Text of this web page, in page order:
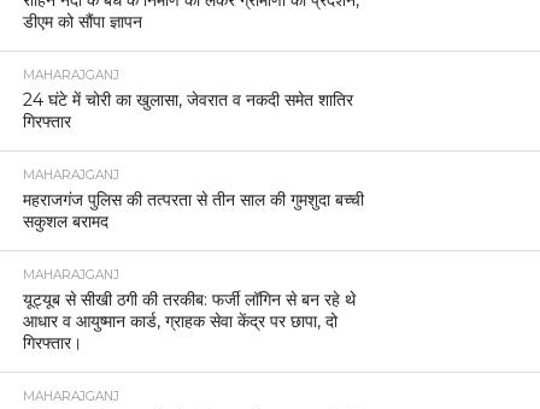
डीएम को सौंपा ज्ञापन
MAHARAJGANJ
24 घंटे में चोरी का खुलासा, जेवरात व नकदी समेत शातिर
गिरफ्तार
MAHARAJGANJ
महराजगंज पुलिस की तत्परता से तीन साल की गुमशुदा बच्ची
सकुशल बरामद
MAHARAJGANJ
यूट्यूब से सीखी ठगी की तरकीब: फर्जी लॉगिन से बन रहे थे
आधार व आयुष्मान कार्ड, ग्राहक सेवा केंद्र पर छापा, दो
गिरफ्तार।
MAHARAJGANJ